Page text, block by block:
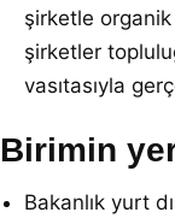
şirketle
şirketler
vasıtasıyla
Birimin
Bakanlık yurt